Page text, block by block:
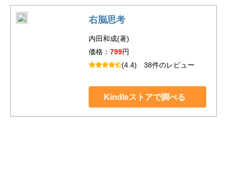
右脳思考
内田和成(著)
価格： 799円
(4.4) 38件のレビュー
Kindleストアで調べる